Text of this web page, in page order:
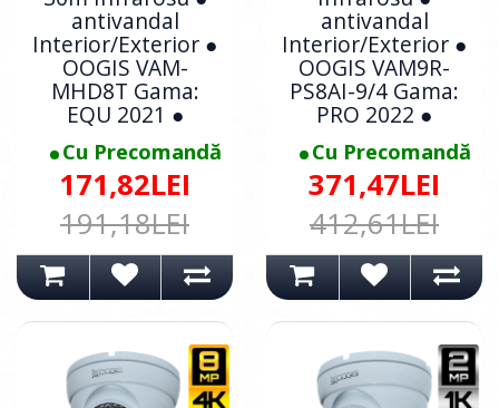
antivandal
Interior/Exterior ●
OOGIS VAM-
MHD8T Gama:
EQU 2021 ●
Cu Precomandă
171,82LEI
191,18LEI
antivandal
Interior/Exterior ●
OOGIS VAM9R-
PS8AI-9/4 Gama:
PRO 2022 ●
Cu Precomandă
371,47LEI
412,61LEI